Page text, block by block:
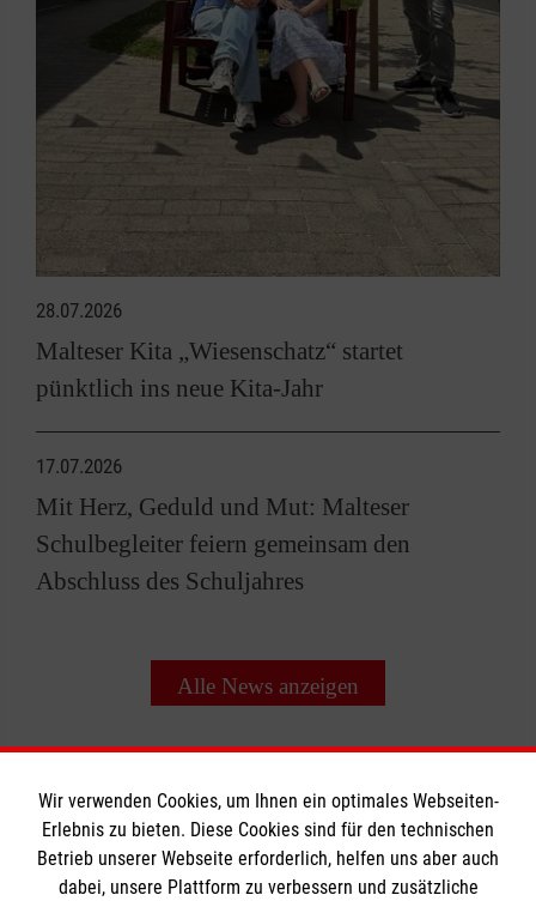
28.07.2026
Malteser Kita „Wiesenschatz“ startet
pünktlich ins neue Kita-Jahr
17.07.2026
Mit Herz, Geduld und Mut: Malteser
Schulbegleiter feiern gemeinsam den
Abschluss des Schuljahres
Alle News anzeigen
Informationen
Wir verwenden Cookies, um Ihnen ein optimales Webseiten-
Erlebnis zu bieten. Diese Cookies sind für den technischen
Betrieb unserer Webseite erforderlich, helfen uns aber auch
dabei, unsere Plattform zu verbessern und zusätzliche